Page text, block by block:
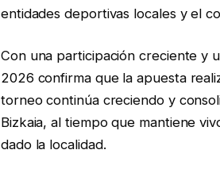
entidades deportivas locales y el
Con una participación creciente y
2026 confirma que la apuesta
torneo continúa creciendo y
Bizkaia, al tiempo que mantiene
dado la localidad.